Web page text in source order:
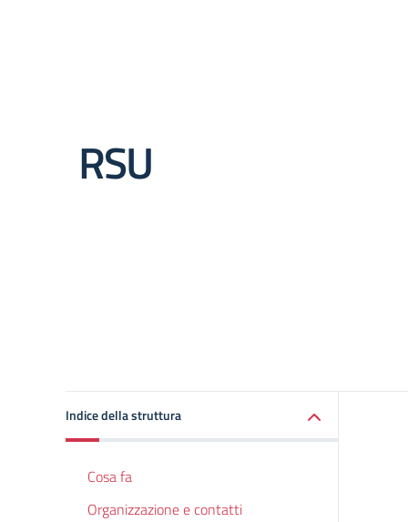
RSU
Indice della struttura
Cosa fa
Organizzazione e contatti